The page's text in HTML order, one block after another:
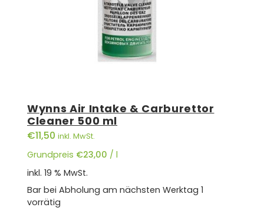
Wynns Air Intake & Carburettor
Cleaner 500 ml
€11,50 inkl. MwSt.
Grundpreis €23,00 / l
inkl. 19 % MwSt.
Bar bei Abholung am nächsten Werktag 1
vorrätig